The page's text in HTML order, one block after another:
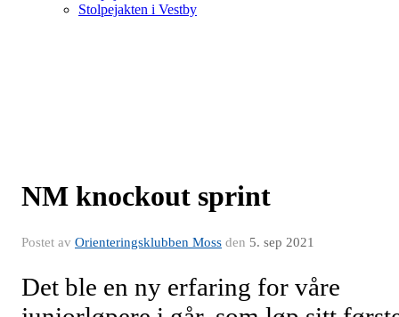
Stolpejakten i Vestby
NM knockout sprint
Postet av Orienteringsklubben Moss den 5. sep 2021
Det ble en ny erfaring for våre